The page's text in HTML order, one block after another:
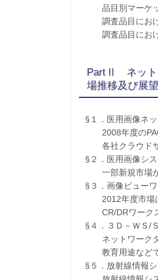
品目別マーケ
調査品目におけ
調査品目におけ
PartⅡ ネット
場推移及び展望
§１．医用画像ネ
2008年度の
各社クラウドサ
§２．医用画像シ
一部新規市場が
§３．画像ビュー
2012年度市場は
CR/DRワークス
§４．３Ｄ－ＷＳ/
ネットワークタ
教育用途などで
§５．放射線情報